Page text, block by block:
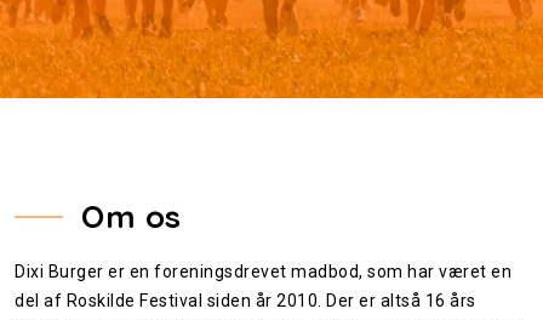
Om os
Dixi Burger er en foreningsdrevet madbod, som har været en
del af Roskilde Festival siden år 2010. Der er altså 16 års